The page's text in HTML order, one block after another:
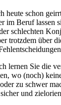
heute schon
im Beruf lassen
schlechten
trotzdem über
lernen Sie die
wo (noch)
zu schwer
und